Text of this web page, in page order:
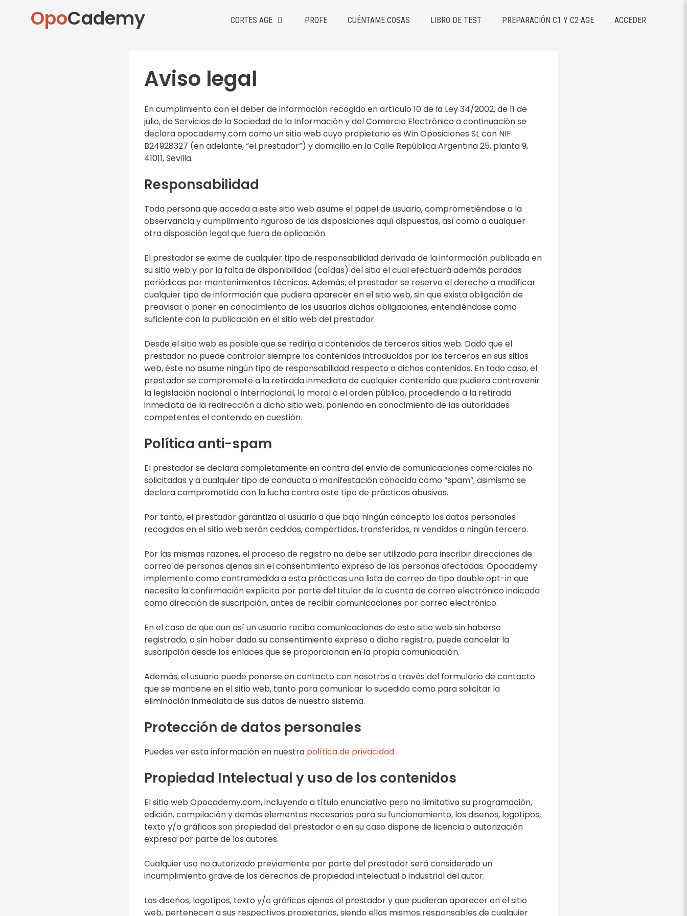
OpoCademy CORTES AGE PROFE CUÉNTAME COSAS LIBRO DE TEST PREPARACIÓN C1 Y C2 AGE ACCEDER
Aviso legal
En cumplimiento con el deber de información recogido en artículo 10 de la Ley 34/2002, de 11 de
julio, de Servicios de la Sociedad de la Información y del Comercio Electrónico a continuación se
declara opocademy.com como un sitio web cuyo propietario es Win Oposiciones SL con NIF
B24928327 (en adelante, “el prestador”) y domicilio en la Calle República Argentina 25, planta 9,
41011, Sevilla.
Responsabilidad
Toda persona que acceda a este sitio web asume el papel de usuario, comprometiéndose a la
observancia y cumplimiento riguroso de las disposiciones aquí dispuestas, así como a cualquier
otra disposición legal que fuera de aplicación.
El prestador se exime de cualquier tipo de responsabilidad derivada de la información publicada en
su sitio web y por la falta de disponibilidad (caídas) del sitio el cual efectuará además paradas
periódicas por mantenimientos técnicos. Además, el prestador se reserva el derecho a modificar
cualquier tipo de información que pudiera aparecer en el sitio web, sin que exista obligación de
preavisar o poner en conocimiento de los usuarios dichas obligaciones, entendiéndose como
suficiente con la publicación en el sitio web del prestador.
Desde el sitio web es posible que se redirija a contenidos de terceros sitios web. Dado que el
prestador no puede controlar siempre los contenidos introducidos por los terceros en sus sitios
web, éste no asume ningún tipo de responsabilidad respecto a dichos contenidos. En todo caso, el
prestador se compromete a la retirada inmediata de cualquier contenido que pudiera contravenir
la legislación nacional o internacional, la moral o el orden público, procediendo a la retirada
inmediata de la redirección a dicho sitio web, poniendo en conocimiento de las autoridades
competentes el contenido en cuestión.
Política anti-spam
El prestador se declara completamente en contra del envío de comunicaciones comerciales no
solicitadas y a cualquier tipo de conducta o manifestación conocida como “spam”, asimismo se
declara comprometido con la lucha contra este tipo de prácticas abusivas.
Por tanto, el prestador garantiza al usuario a que bajo ningún concepto los datos personales
recogidos en el sitio web serán cedidos, compartidos, transferidos, ni vendidos a ningún tercero.
Por las mismas razones, el proceso de registro no debe ser utilizado para inscribir direcciones de
correo de personas ajenas sin el consentimiento expreso de las personas afectadas. Opocademy
implementa como contramedida a esta prácticas una lista de correo de tipo double opt-in que
necesita la confirmación explicita por parte del titular de la cuenta de correo electrónico indicada
como dirección de suscripción, antes de recibir comunicaciones por correo electrónico.
En el caso de que aun así un usuario reciba comunicaciones de este sitio web sin haberse
registrado, o sin haber dado su consentimiento expreso a dicho registro, puede cancelar la
suscripción desde los enlaces que se proporcionan en la propia comunicación.
Además, el usuario puede ponerse en contacto con nosotros a través del formulario de contacto
que se mantiene en el sitio web, tanto para comunicar lo sucedido como para solicitar la
eliminación inmediata de sus datos de nuestro sistema.
Protección de datos personales
Puedes ver esta información en nuestra política de privacidad
Propiedad Intelectual y uso de los contenidos
El sitio web Opocademy.com, incluyendo a título enunciativo pero no limitativo su programación,
edición, compilación y demás elementos necesarios para su funcionamiento, los diseños, logotipos,
texto y/o gráficos son propiedad del prestador o en su caso dispone de licencia o autorización
expresa por parte de los autores.
Cualquier uso no autorizado previamente por parte del prestador será considerado un
incumplimiento grave de los derechos de propiedad intelectual o industrial del autor.
Los diseños, logotipos, texto y/o gráficos ajenos al prestador y que pudieran aparecer en el sitio
web, pertenecen a sus respectivos propietarios, siendo ellos mismos responsables de cualquier